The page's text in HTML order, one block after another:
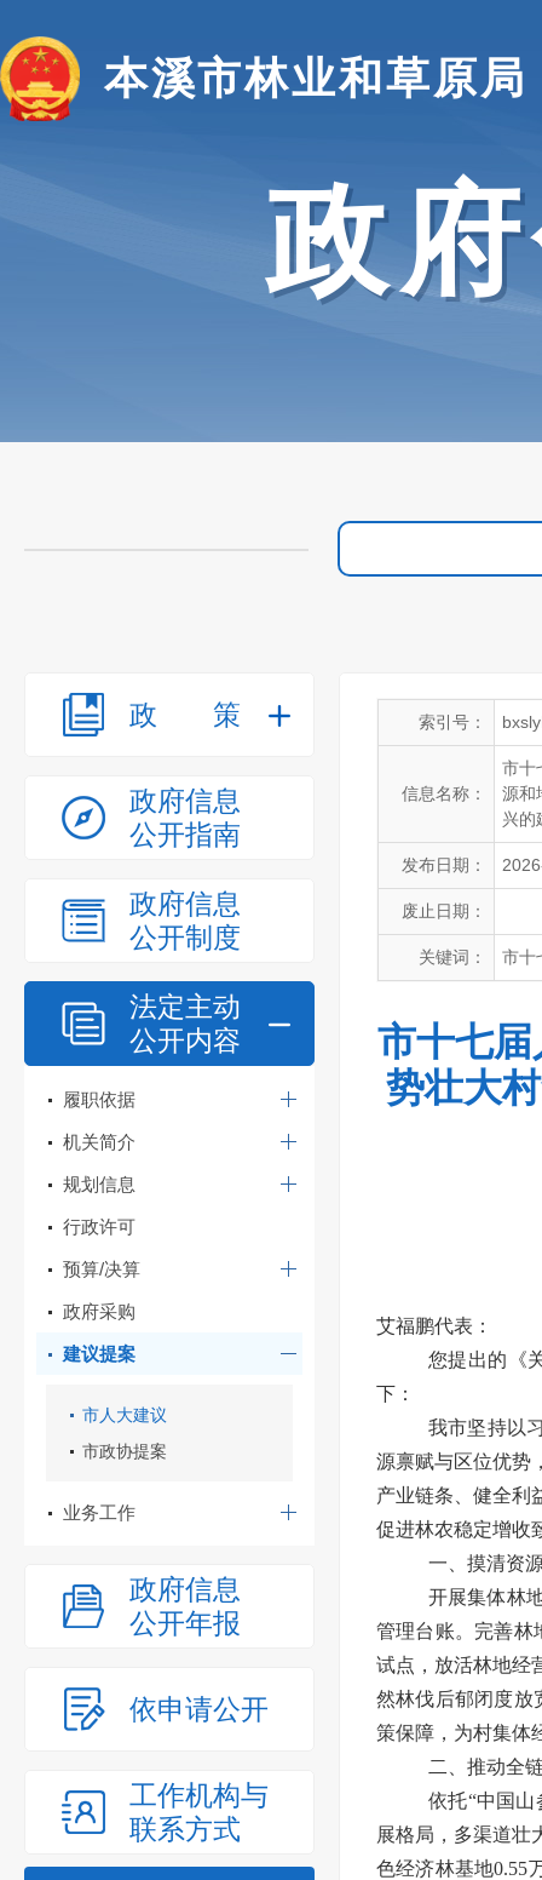
本溪市林业和草原局
政
政策
政府信息
公开指南
政府信息
公开制度
法定主动
公开内容
履职依据
机关简介
规划信息
行政许可
预算/决算
政府采购
建议提案
市人大建议
市政协提案
业务工作
政府信息
公开年报
依申请公开
工作机构与
联系方式
索引号：
信息名称：
市十
源和
兴的
发布日期：
废止日期：
关键词： 市十
市十七
势壮大
艾福鹏代表：
您提出的《
下：
我市坚持以
源禀赋与区位优势
产业链条、健全利
促进林农稳定增收
一、摸清资
开展集体林
管理台账。完善林
试点，放活林地经
然林伐后郁闭度放
策保障，为村集体
二、推动全
依托“中国山
展格局，多渠道壮
色经济林基地0.55